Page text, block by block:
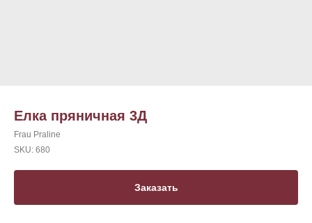
Елка пряничная 3Д
Frau Praline
SKU: 680
Заказать